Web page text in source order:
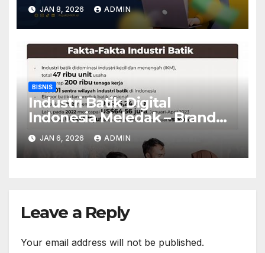
JAN 8, 2026 ADMIN
BISNIS
Industri Batik Digital
Indonesia Meledak – Brand
Lokal Tembus Pasar Eropa
JAN 6, 2026 ADMIN
Leave a Reply
Your email address will not be published.